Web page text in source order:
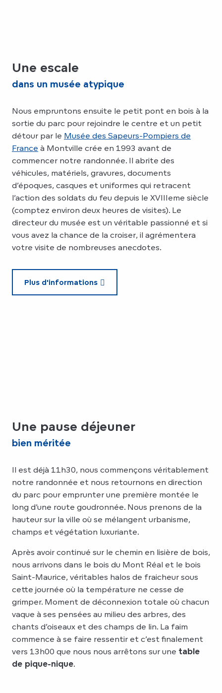
Une escale
dans un musée atypique
Nous empruntons ensuite le petit pont en bois à la
sortie du parc pour rejoindre le centre et un petit
détour par le Musée des Sapeurs-Pompiers de
France à Montville crée en 1993 avant de
commencer notre randonnée. Il abrite des
véhicules, matériels, gravures, documents
d’époques, casques et uniformes qui retracent
l’action des soldats du feu depuis le XVIIIeme siècle
(comptez environ deux heures de visites). Le
directeur du musée est un véritable passionné et si
vous avez la chance de la croiser, il agrémentera
votre visite de nombreuses anecdotes.
Plus d'informations
Une pause déjeuner
bien méritée
Il est déjà 11h30, nous commençons véritablement
notre randonnée et nous retournons en direction
du parc pour emprunter une première montée le
long d’une route goudronnée. Nous prenons de la
hauteur sur la ville où se mélangent urbanisme,
champs et végétation luxuriante.
Après avoir continué sur le chemin en lisière de bois,
nous arrivons dans le bois du Mont Réal et le bois
Saint-Maurice, véritables halos de fraicheur sous
cette journée où la température ne cesse de
grimper. Moment de déconnexion totale où chacun
vaque à ses pensées au milieu des arbres, des
chants d’oiseaux et des champs de lin. La faim
commence à se faire ressentir et c’est finalement
vers 13h00 que nous nous arrêtons sur une table
de pique-nique.